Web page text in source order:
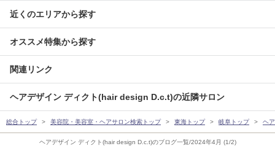
ヘアデザイン ディクト(hair design D.c.t)のブログ一覧/2024年4月 (1/2)
近くのエリアから探す
オススメ特集から探す
関連リンク
ヘアデザイン ディクト(hair design D.c.t)の近隣サロン
総合トップ 美容院・美容室・ヘアサロン検索トップ 東海トップ 岐阜トップ ヘ